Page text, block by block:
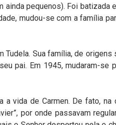
pequenos). Foi batizada
mudou-se com a família
Tudela. Sua família, de
pai. Em 1945, mudaram-se
vida de Carmen. De fato,
por onde passavam